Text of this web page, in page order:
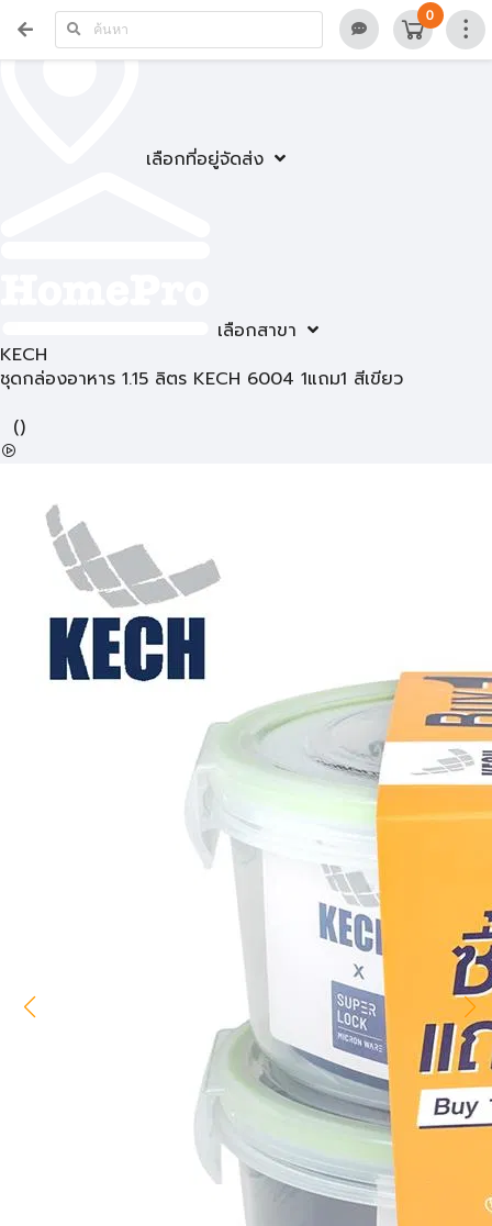
เลือกที่อยู่จัดส่ง
เลือกสาขา
0
KECH
ชุดกล่องอาหาร 1.15 ลิตร KECH 6004 1แถม1 สีเขียว
()